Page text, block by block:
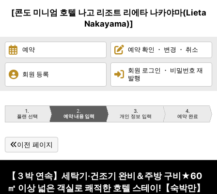
[콘도 미니엄 호텔 나고 리조트 리에타 나카야마(Lieta
Nakayama)]
예약 예약 확인 ・ 변경 ・ 취소
회원 등록
회원 로그인 ・ 비밀번호 재
발행
1
플랜 선택
2
예약 내용 입력
3
개인 정보 입력
4
예약 완료
이전 페이지
【３박 연속】세탁기·건조기 완비＆주방 구비★60
㎡ 이상 넓은 객실로 쾌적한 호텔 스테이!【숙박만】